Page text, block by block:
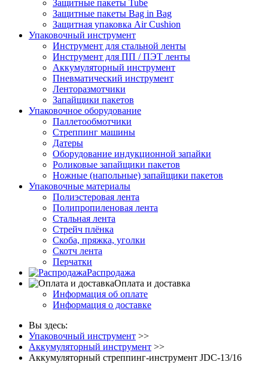
Защитные пакеты Tube
Защитные пакеты Bag in Bag
Защитная упаковка Air Cushion
Упаковочный инструмент
Инструмент для стальной ленты
Инструмент для ПП / ПЭТ ленты
Аккумуляторный инструмент
Пневматический инструмент
Ленторазмотчики
Запайщики пакетов
Упаковочное оборудование
Паллетообмотчики
Стреппинг машины
Датеры
Оборудование индукционной запайки
Роликовые запайщики пакетов
Ножные (напольные) запайщики пакетов
Упаковочные материалы
Полиэстеровая лента
Полипропиленовая лента
Стальная лента
Стрейч плёнка
Скоба, пряжка, уголки
Скотч лента
Перчатки
Распродажа
Оплата и доставка
Информация об оплате
Информация о доставке
Вы здесь:
Упаковочный инструмент >>
Аккумуляторный инструмент >>
Аккумуляторный стреппинг-инструмент JDC-13/16